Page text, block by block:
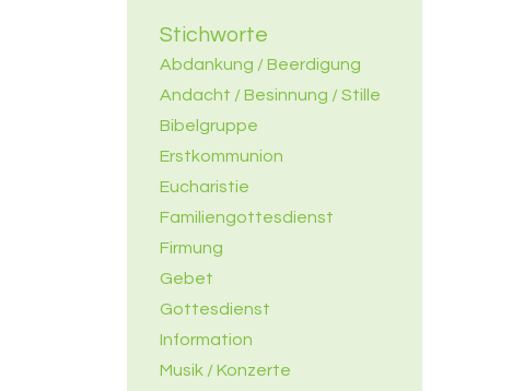
Stichworte
Abdankung / Beerdigung
Andacht / Besinnung / Stille
Bibelgruppe
Erstkommunion
Eucharistie
Familiengottesdienst
Firmung
Gebet
Gottesdienst
Information
Musik / Konzerte